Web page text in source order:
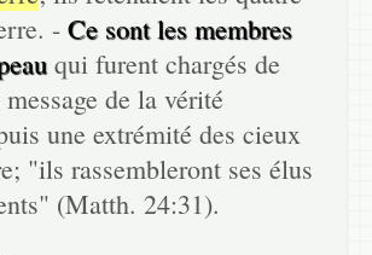
-Ce sont les membres
qui furent chargés de
de la vérité
une extrémité des cieux
"ils rassembleront ses élus
(Matth. 24:31).